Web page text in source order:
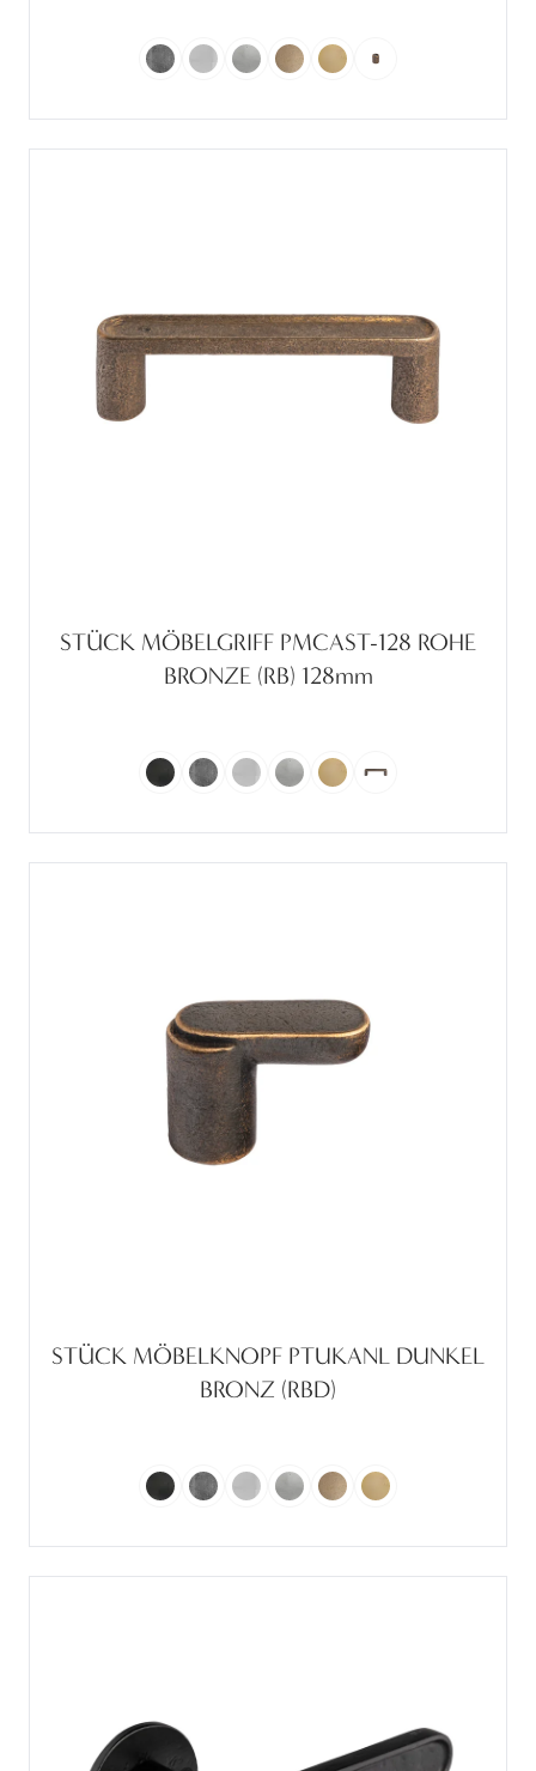
STÜCK MÖBELGRIFF PMCAST-128 ROHE
BRONZE (RB) 128mm
STÜCK MÖBELKNOPF PTUKANL DUNKEL
BRONZ (RBD)